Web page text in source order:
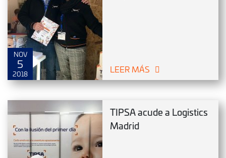
NOV
5
2018 LEER MÁS
TIPSA acude a Logistics
Madrid